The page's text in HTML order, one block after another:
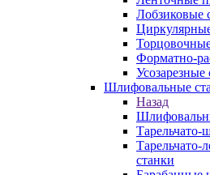
Лобзиковые
Форматно-
Усозарезные
Шлифовальные
Назад
Тарельчато-
станки